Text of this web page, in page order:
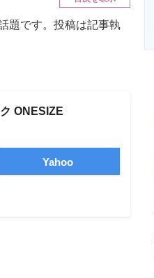
題です。投稿は記事執
ONESIZE
Yahoo